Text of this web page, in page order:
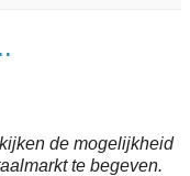
de mogelijkheid
te begeven.